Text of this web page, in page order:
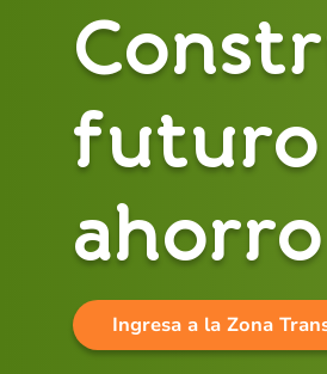
futuro
ahorro
Ingresa a la Zona